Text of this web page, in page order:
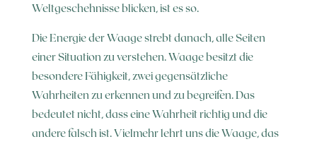
Weltgeschehnisse blicken, ist es so.
Die Energie der Waage strebt danach, alle Seiten
einer Situation zu verstehen. Waage besitzt die
besondere Fähigkeit, zwei gegensätzliche
Wahrheiten zu erkennen und zu begreifen. Das
bedeutet nicht, dass eine Wahrheit richtig und die
andere falsch ist. Vielmehr lehrt uns die Waage, das